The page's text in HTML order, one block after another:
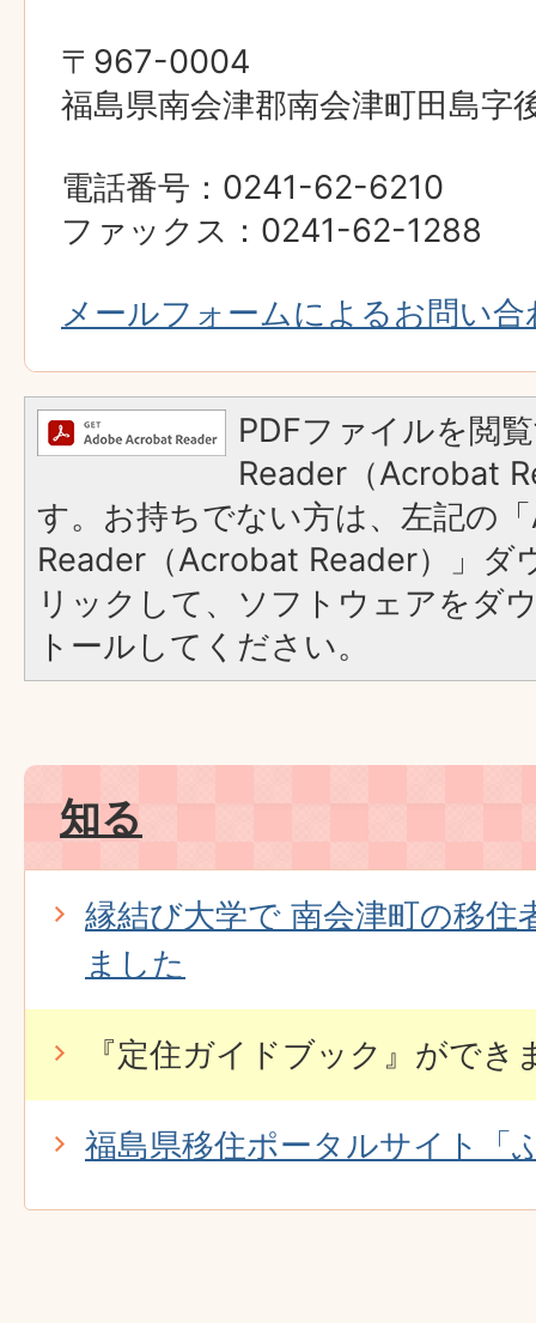
〒967-0004
福島県南会津郡南会津町田島字
電話番号：0241-62-6210
ファックス：0241-62-1288
メールフォームによるお問い合
PDFファイルを閲
Reader（Acrobat
す。お持ちでない方は、左記の
Reader（Acrobat Reader）」ダ
リックして、ソフトウェアをダ
トールしてください。
知る
縁結び大学で 南会津町の移住
ました
『定住ガイドブック』ができ
福島県移住ポータルサイト「